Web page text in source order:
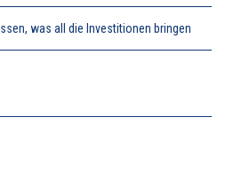
was all die Investitionen bringen